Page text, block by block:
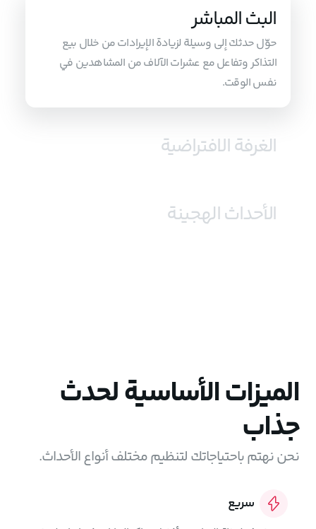
البث المباشر
حوّل حدثك إلى وسيلة لزيادة الإيرادات من خلال بيع
التذاكر وتفاعل مع عشرات الآلاف من المشاهدين في
نفس الوقت.
الغرفة الافتراضية
أكثر من أي منصة أخرى في إيران! قم بتسجيل الندوات
والاجتماعات الخاصة بك وشاهدها في أي وقت على لحظة
الأحداث الهجينة
الميزات الأساسية لحدث
جذاب
نحن نهتم باحتياجاتك لتنظيم مختلف أنواع الأحداث.
سريع